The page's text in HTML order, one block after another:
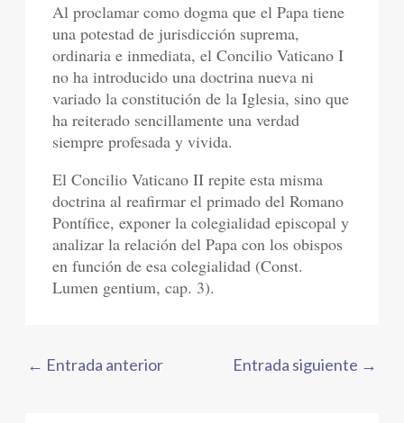
Al proclamar como dogma que el Papa tiene
una potestad de jurisdicción suprema,
ordinaria e inmediata, el Concilio Vaticano I
no ha introducido una doctrina nueva ni
variado la constitución de la Iglesia, sino que
ha reiterado sencillamente una verdad
siempre profesada y vivida.
El Concilio Vaticano II repite esta misma
doctrina al reafirmar el primado del Romano
Pontífice, exponer la colegialidad episcopal y
analizar la relación del Papa con los obispos
en función de esa colegialidad (Const.
Lumen gentium, cap. 3).
← Entrada anterior Entrada siguiente →